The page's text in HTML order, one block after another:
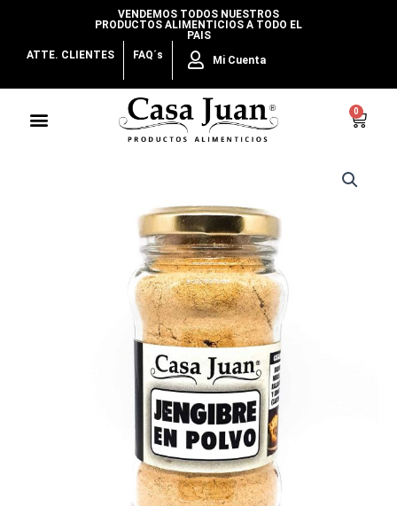
contenido
VENDEMOS TODOS NUESTROS
PRODUCTOS ALIMENTICIOS A TODO EL
PAIS
ATTE. CLIENTES
FAQ´s Mi Cuenta
Menu 0
Cart